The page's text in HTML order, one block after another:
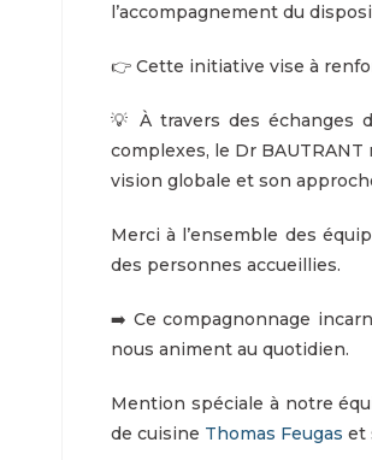
l’accompagnement du
👉 Cette initiative vise à
💡 À travers des échanges
complexes, le Dr
vision globale et son
Merci à l’ensemble des
des personnes accueillies.
➡️ Ce compagnonnage
nous animent au quotidien.
Mention spéciale à notre
de cuisine Thomas Feugas et